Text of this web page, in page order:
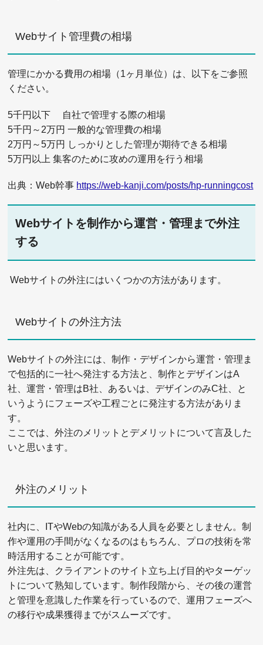
Webサイト管理費の相場
管理にかかる費用の相場（1ヶ月単位）は、以下をご参照
ください。
5千円以下 自社で管理する際の相場
5千円～2万円 一般的な管理費の相場
2万円～5万円 しっかりとした管理が期待できる相場
5万円以上 集客のために攻めの運用を行う相場
出典：Web幹事 https://web-kanji.com/posts/hp-runningcost
Webサイトを制作から運営・管理まで外注
する
Webサイトの外注にはいくつかの方法があります。
Webサイトの外注方法
Webサイトの外注には、制作・デザインから運営・管理ま
で包括的に一社へ発注する方法と、制作とデザインはA
社、運営・管理はB社、あるいは、デザインのみC社、と
いうようにフェーズや工程ごとに発注する方法がありま
す。
ここでは、外注のメリットとデメリットについて言及した
いと思います。
外注のメリット
社内に、ITやWebの知識がある人員を必要としません。制
作や運用の手間がなくなるのはもちろん、プロの技術を常
時活用することが可能です。
外注先は、クライアントのサイト立ち上げ目的やターゲッ
トについて熟知しています。制作段階から、その後の運営
と管理を意識した作業を行っているので、運用フェーズへ
の移行や成果獲得までがスムーズです。